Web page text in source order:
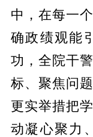
中，在每一
确政绩观能
功，全院干
标、聚焦问
更实举措把
动凝心聚力